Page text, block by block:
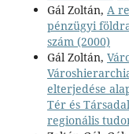
Gál Zoltán, A
pénzügyi
szám (2000)
Gál Zoltán,
elterjedése
Tér és
regionális